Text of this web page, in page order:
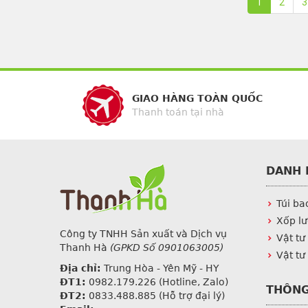
GIAO HÀNG TOÀN QUỐC
Thanh toán tại nhà
Công ty TNHH Sản xuất và Dịch vụ
Thanh Hà (GPKD Số 0901063005)
Địa chỉ: Trung Hòa - Yên Mỹ - HY
ĐT1: 0982.179.226 (Hotline, Zalo)
ĐT2: 0833.488.885 (Hỗ trợ đại lý)
DANH
Túi
Xốp
Vật tư
Vật tư